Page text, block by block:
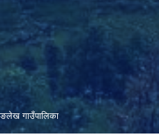
गाउँपालिका